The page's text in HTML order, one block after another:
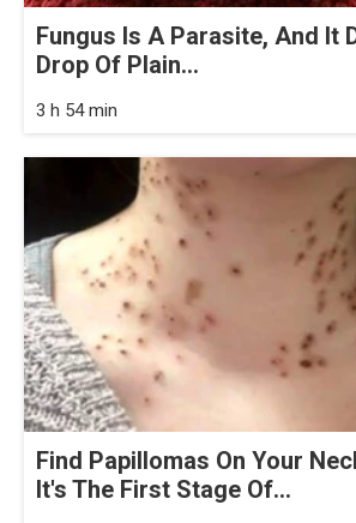
Fungus Is A Parasite, And It
Drop Of Plain...
3 h 54 min
Find Papillomas On Your
It's The First Stage Of...